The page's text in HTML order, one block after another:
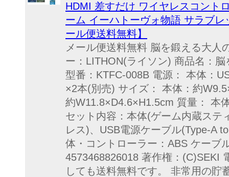
HDMI 差すだけ ワイヤレスコント
ーム イーハトーヴォ物語 サラブ
ール便送料無料】
メール便送料無料 脳を鍛える大人
ー：LITHON(ライソン) 商品名：
型番：KTFC-008B 電源： 本体：
×2本(別売) サイズ： 本体：約
約W11.8×D4.6×H1.5cm 質量： 本
セット内容：本体(ゲーム内蔵ステ
レス)、USB電源ケーブル(Type-A
体・コントローラー：ABS ケーブ
4573468826018 著作権：(C)SEKI
しても送料無料です。 非常用の貯